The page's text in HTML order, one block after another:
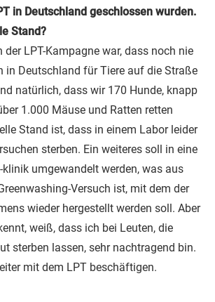
in Deutschland geschlossen wurden.
Stand?
der LPT-Kampagne war, dass noch nie
in Deutschland für Tiere auf die Straße
natürlich, dass wir 170 Hunde, knapp
1.000 Mäuse und Ratten retten
Stand ist, dass in einem Labor leider
sterben. Ein weiteres soll in eine
klinik umgewandelt werden, was aus
Versuch ist, mit dem der
wieder hergestellt werden soll. Aber
weiß, dass ich bei Leuten, die
sterben lassen, sehr nachtragend bin.
mit dem LPT beschäftigen.